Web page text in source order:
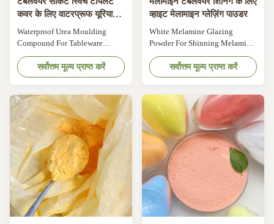
कवर के लिए वाटरप्रूफ यूरिया
मोल्डिंग कंपाउंड
Waterproof Urea Moulding
Compound For Tableware
Socket Switch Toilet Cover
Production description: Urea
formaldehyde resin molding
molding compound. It is
produced by adding curing
agent, filling, colorant and
lubricant into the urea
formaldehyde resin. UF molding
...
सर्वोत्तम मूल्य प्राप्त करें
व्हाइट मेलामाइन ग्लेज़िंग पाउडर
White Melamine Glazing
Powder For Shinning Melamine
Tableware Product Description
Urea Moulding Compound Urea
Formaldehyde Resins for
Melamine is a versatile basic
organic chemical intermediate
product. The most important use
is as a raw material for the
production of ...
सर्वोत्तम मूल्य प्राप्त करें